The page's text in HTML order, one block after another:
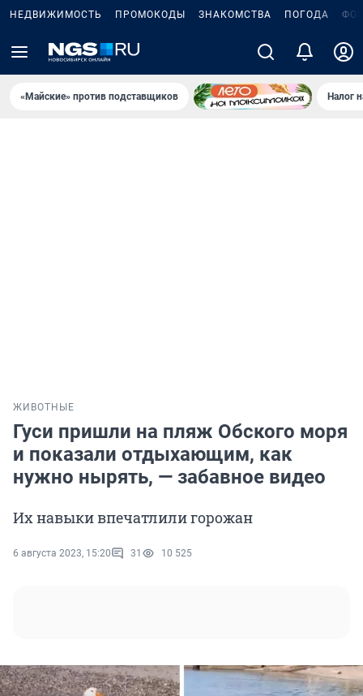
НЕДВИЖИМОСТЬ ПРОМОКОДЫ ЗНАКОМСТВА ПОГОДА
«Майские» против подставщиков Налог
ЖИВОТНЫЕ
Гуси пришли на пляж Обского моря
и показали отдыхающим, как
нужно нырять, — забавное видео
Их навыки впечатлили горожан
6 августа 2023, 15:20 31 10 525